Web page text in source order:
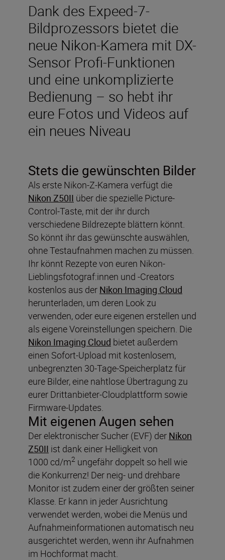
Dank des Expeed-7-
Bildprozessors bietet die
neue Nikon-Kamera mit DX-
Sensor Profi-Funktionen
und eine unkomplizierte
Bedienung – so hebt ihr
eure Fotos und Videos auf
ein neues Niveau
Stets die gewünschten Bilder
Als erste Nikon-Z-Kamera verfügt die
Nikon Z50II über die spezielle Picture-
Control-Taste, mit der ihr durch
verschiedene Bildrezepte blättern könnt.
So könnt ihr das gewünschte auswählen,
ohne Testaufnahmen machen zu müssen.
Ihr könnt Rezepte von euren Nikon-
Lieblingsfotograf:innen und -Creators
kostenlos aus der Nikon Imaging Cloud
herunterladen, um deren Look zu
verwenden, oder eure eigenen erstellen und
als eigene Voreinstellungen speichern. Die
Nikon Imaging Cloud bietet außerdem
einen Sofort-Upload mit kostenlosem,
unbegrenzten 30-Tage-Speicherplatz für
eure Bilder, eine nahtlose Übertragung zu
eurer Drittanbieter-Cloudplattform sowie
Firmware-Updates.
Mit eigenen Augen sehen
Der elektronischer Sucher (EVF) der Nikon
Z50II ist dank einer Helligkeit von
1000 cd/m2 ungefähr doppelt so hell wie
die Konkurrenz! Der neig- und drehbare
Monitor ist zudem einer der größten seiner
Klasse. Er kann in jeder Ausrichtung
verwendet werden, wobei die Menüs und
Aufnahmeinformationen automatisch neu
ausgerichtet werden, wenn ihr Aufnahmen
im Hochformat macht.